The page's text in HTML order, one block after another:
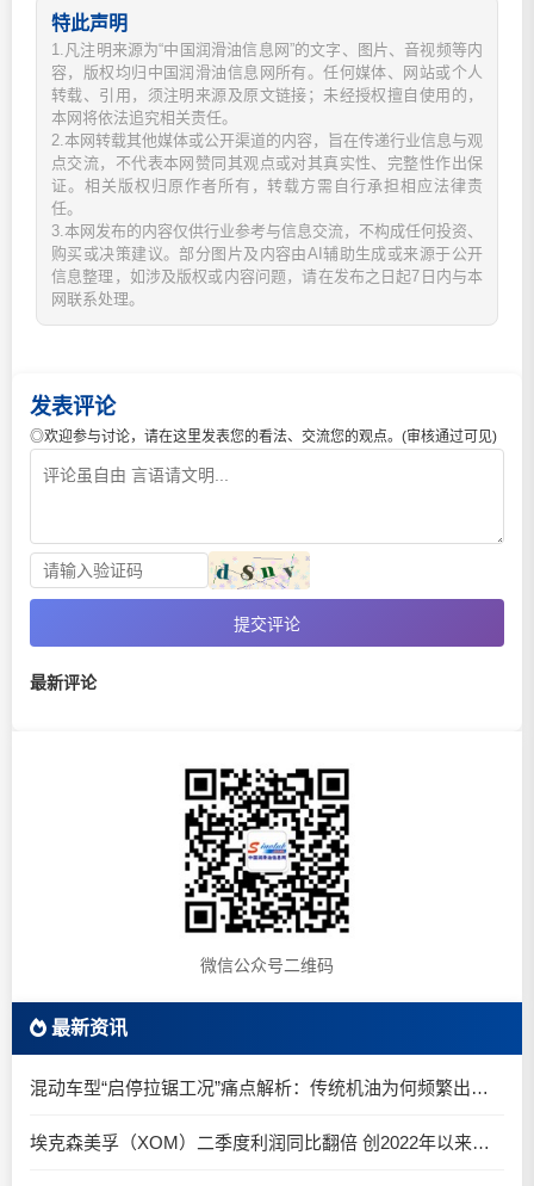
特此声明
1.凡注明来源为“中国润滑油信息网”的文字、图片、音视频等内
容，版权均归中国润滑油信息网所有。任何媒体、网站或个人
转载、引用，须注明来源及原文链接；未经授权擅自使用的，
本网将依法追究相关责任。
2.本网转载其他媒体或公开渠道的内容，旨在传递行业信息与观
点交流，不代表本网赞同其观点或对其真实性、完整性作出保
证。相关版权归原作者所有，转载方需自行承担相应法律责
任。
3.本网发布的内容仅供行业参考与信息交流，不构成任何投资、
购买或决策建议。部分图片及内容由AI辅助生成或来源于公开
信息整理，如涉及版权或内容问题，请在发布之日起7日内与本
网联系处理。
发表评论
◎欢迎参与讨论，请在这里发表您的看法、交流您的观点。(审核通过可见)
提交评论
最新评论
微信公众号二维码
最新资讯
混动车型“启停拉锯工况”痛点解析：传统机油为何频繁出现油泥堆积？
埃克森美孚（XOM）二季度利润同比翻倍 创2022年以来新高